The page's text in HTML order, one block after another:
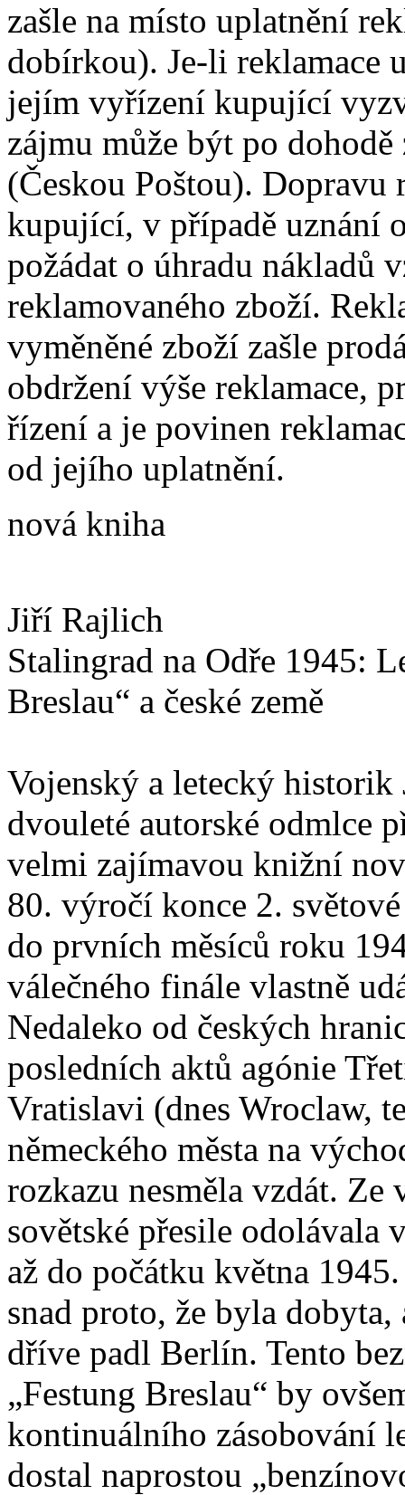
zašle na místo uplatnění
dobírkou). Je-li reklamace
jejím vyřízení kupující
zájmu může být po
(Českou Poštou). Dopravu
kupující, v případě uznání
požádat o úhradu nákladů
reklamovaného zboží.
vyměněné zboží zašle
obdržení výše reklamace,
řízení a je povinen
od jejího uplatnění.
nová kniha
Jiří Rajlich
Stalingrad na Odře 1945:
Breslau“ a české země
Vojenský a letecký
dvouleté autorské odmlce
velmi zajímavou knižní
80. výročí konce 2.
do prvních měsíců roku
válečného finále vlastně
Nedaleko od českých
posledních aktů agónie
Vratislavi (dnes Wroclaw,
německého města na
rozkazu nesměla vzdát. Ze
sovětské přesile odolávala
až do počátku května
snad proto, že byla
dříve padl Berlín. Tento
„Festung Breslau“ by
kontinuálního zásobování
dostal naprostou